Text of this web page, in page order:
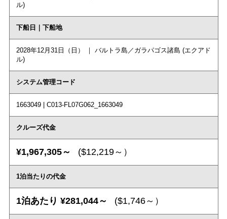
ル)
下船日｜下船地
2028年12月31日（日） ｜ バルトラ島／ガラパゴス諸島 (エクアド
ル)
システム管理コード
1663049 | C013-FL07G062_1663049
クルーズ代金
¥1,967,305～ ($12,219～）
1泊当たりの代金
1泊あたり ¥281,044～ ($1,746～）